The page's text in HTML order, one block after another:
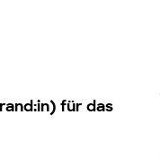
für das